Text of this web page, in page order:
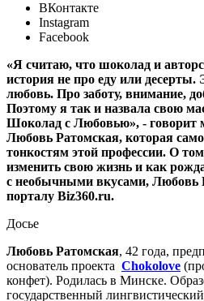
ВКонтакте
Instagram
Facebook
«Я считаю, что шоколад и
история не про еду или десерты.
любовь. Про заботу, внимание,
Поэтому я так и назвала свою
Шоколад с Любовью», - говорит
Любовь Ратомская, которая
тонкостям этой профессии. О
изменить свою жизнь и как
с необычными вкусами, Любовь
порталу Biz360.ru.
Досье
Любовь Ратомская, 42 года,
основатель проекта Chokolove
конфет). Родилась в Минске.
государственный